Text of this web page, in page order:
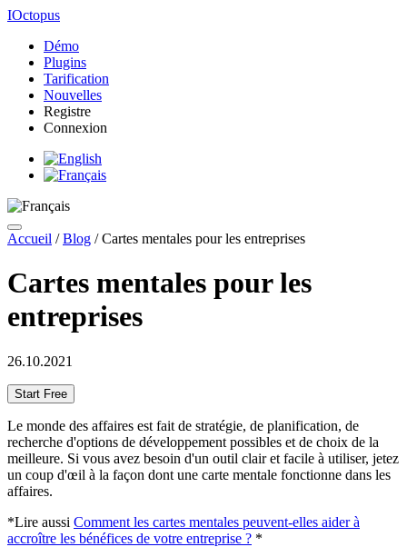
IOctopus
Démo
Plugins
Tarification
Nouvelles
Registre
Connexion
Accueil / Blog /Cartes mentales pour les entreprises
Cartes mentales pour les
entreprises
26.10.2021
Start Free
Le monde des affaires est fait de stratégie, de planification, de
recherche d'options de développement possibles et de choix de la
meilleure. Si vous avez besoin d'un outil clair et facile à utiliser, jetez
un coup d'œil à la façon dont une carte mentale fonctionne dans les
affaires.
*Lire aussi Comment les cartes mentales peuvent-elles aider à
accroître les bénéfices de votre entreprise ? *